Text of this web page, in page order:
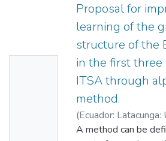
apreciar en algunos
sociales actuales
teléfonos celulares,
aparición de nuevas
la reingeniería, el
excelencia y calidad,
entre otros.
Proposal for
learning of the
structure of the
in the first
ITSA through
method.
(Ecuador:
Cotopaxi (UTC),
A method can be